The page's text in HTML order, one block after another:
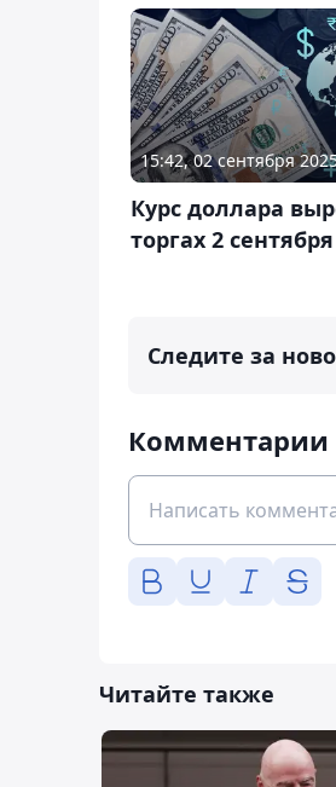
15:42, 02 сентября
Курс доллара
торгах 2 сентября
Следите за
Комментарии
Читайте также